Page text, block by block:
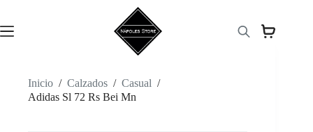
contenido
Inicio / Calzados / Casual /
Adidas Sl 72 Rs Bei Mn